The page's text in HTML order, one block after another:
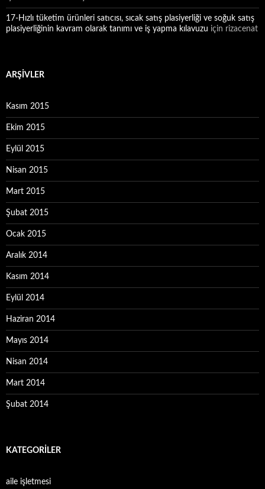
17-Hızlı tüketim ürünleri satıcısı, sıcak satış plasiyerliği ve soğuk satış
plasiyerliğinin kavram olarak tanımı ve iş yapma kılavuzu için rizacenat
ARŞIVLER
Kasım 2015
Ekim 2015
Eylül 2015
Nisan 2015
Mart 2015
Şubat 2015
Ocak 2015
Aralık 2014
Kasım 2014
Eylül 2014
Haziran 2014
Mayıs 2014
Nisan 2014
Mart 2014
Şubat 2014
KATEGORILER
aile işletmesi